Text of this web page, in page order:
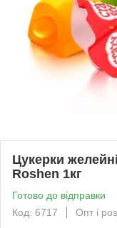
Цукерки
Roshen 1кг
Готово до відправки
Код: 6717
Опт і